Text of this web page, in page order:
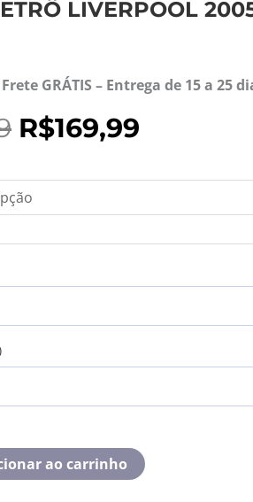
LIVERPOOL
Frete GRÁTIS – Entrega de 15 a 25
O
preço
original
era:
R$349,99.
R$169,99
atual
ao carrinho